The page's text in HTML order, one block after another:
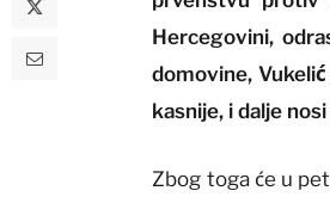
Hercegovini,
domovine,
kasnije, i dalje
Zbog toga će u